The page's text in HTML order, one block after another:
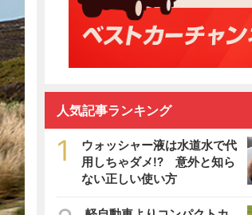
人気記事ランキング
1
ウォッシャー液は水道水で代
用しちゃダメ!? 意外と知ら
ない正しい使い方